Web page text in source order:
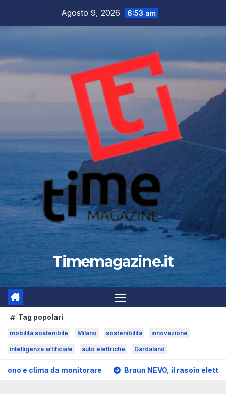
Agosto 9, 2026 6:53 am
Timemagazine.it
Tag popolari
mobilità sostenibile Milano sostenibilità innovazione
intelligenza artificiale auto elettriche Gardaland
Braun NEVO, il rasoio elettrico con tecnologia